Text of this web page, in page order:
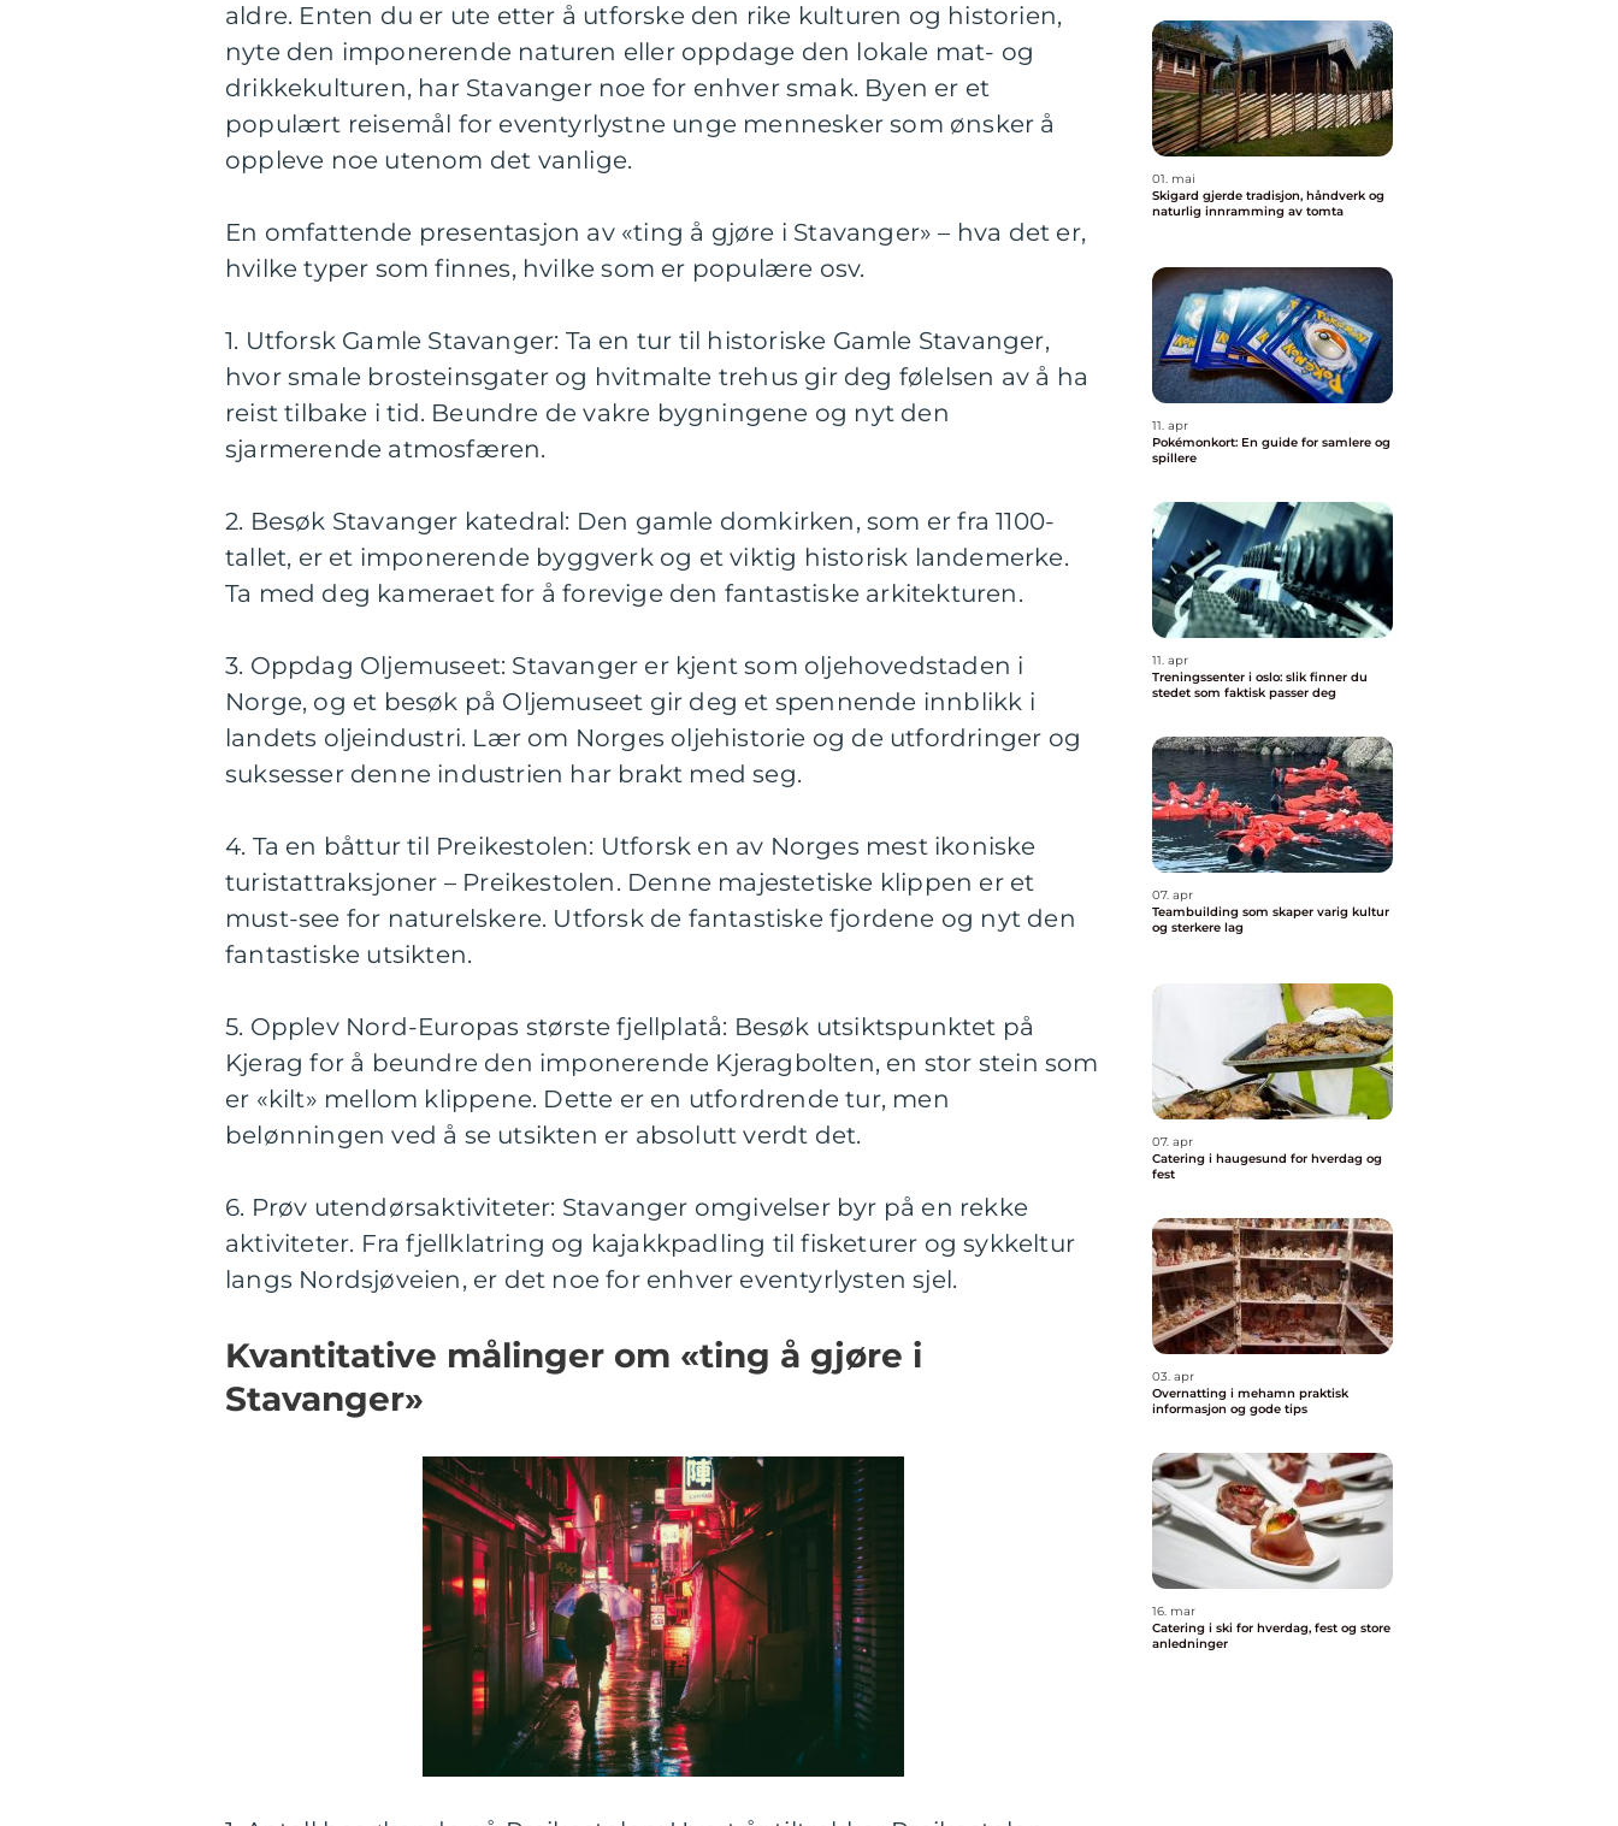
aldre. Enten du er ute etter å utforske den rike kulturen og historien,
nyte den imponerende naturen eller oppdage den lokale mat- og
drikkekulturen, har Stavanger noe for enhver smak. Byen er et
populært reisemål for eventyrlystne unge mennesker som ønsker å
oppleve noe utenom det vanlige.
En omfattende presentasjon av «ting å gjøre i Stavanger» – hva det er,
hvilke typer som finnes, hvilke som er populære osv.
1. Utforsk Gamle Stavanger: Ta en tur til historiske Gamle Stavanger,
hvor smale brosteinsgater og hvitmalte trehus gir deg følelsen av å ha
reist tilbake i tid. Beundre de vakre bygningene og nyt den
sjarmerende atmosfæren.
2. Besøk Stavanger katedral: Den gamle domkirken, som er fra 1100-
tallet, er et imponerende byggverk og et viktig historisk landemerke.
Ta med deg kameraet for å forevige den fantastiske arkitekturen.
3. Oppdag Oljemuseet: Stavanger er kjent som oljehovedstaden i
Norge, og et besøk på Oljemuseet gir deg et spennende innblikk i
landets oljeindustri. Lær om Norges oljehistorie og de utfordringer og
suksesser denne industrien har brakt med seg.
4. Ta en båttur til Preikestolen: Utforsk en av Norges mest ikoniske
turistattraksjoner – Preikestolen. Denne majestetiske klippen er et
must-see for naturelskere. Utforsk de fantastiske fjordene og nyt den
fantastiske utsikten.
5. Opplev Nord-Europas største fjellplatå: Besøk utsiktspunktet på
Kjerag for å beundre den imponerende Kjeragbolten, en stor stein som
er «kilt» mellom klippene. Dette er en utfordrende tur, men
belønningen ved å se utsikten er absolutt verdt det.
6. Prøv utendørsaktiviteter: Stavanger omgivelser byr på en rekke
aktiviteter. Fra fjellklatring og kajakkpadling til fisketurer og sykkeltur
langs Nordsjøveien, er det noe for enhver eventyrlysten sjel.
Kvantitative målinger om «ting å gjøre i
Stavanger»
01. mai
Skigard gjerde tradisjon, håndverk og
naturlig innramming av tomta
11. apr
Pokémonkort: En guide for samlere og
spillere
11. apr
Treningssenter i oslo: slik finner du
stedet som faktisk passer deg
07. apr
Teambuilding som skaper varig kultur
og sterkere lag
07. apr
Catering i haugesund for hverdag og
fest
03. apr
Overnatting i mehamn praktisk
informasjon og gode tips
16. mar
Catering i ski for hverdag, fest og store
anledninger